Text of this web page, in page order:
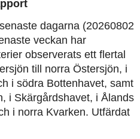
dagarna (20260802
veckan har
observerats ett flertal
till norra Östersjön, i
i södra Bottenhavet, samt
i Skärgårdshavet, i Ålands
i norra Kvarken. Utfärdat